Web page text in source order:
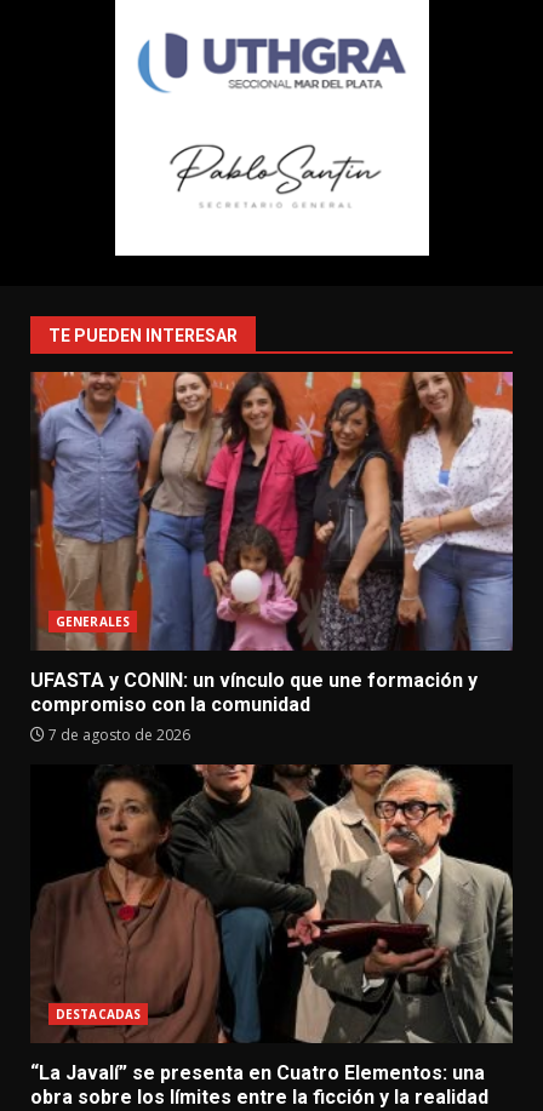
TE PUEDEN INTERESAR
GENERALES
UFASTA y CONIN: un vínculo que une formación y
compromiso con la comunidad
7 de agosto de 2026
DESTACADAS
“La Javalí” se presenta en Cuatro Elementos: una
obra sobre los límites entre la ficción y la realidad